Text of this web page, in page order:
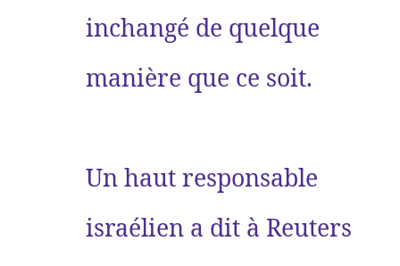
inchangé de quelque
manière que ce soit.
Un haut responsable
israélien a dit à Reuters